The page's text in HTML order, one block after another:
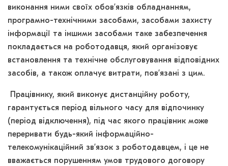
виконання ними своїх обов’язків обладнанням,
програмно-технічними засобами, засобами захисту
інформації та іншими засобами таке забезпечення
покладається на роботодавця, який організовує
встановлення та технічне обслуговування відповідних
засобів, а також оплачує витрати, пов’язані з цим.
Працівнику, який виконує дистанційну роботу,
гарантується період вільного часу для відпочинку
(період відключення), під час якого працівник може
переривати будь-який інформаційно-
телекомунікаційний зв’язок з роботодавцем, і це не
вважається порушенням умов трудового договору